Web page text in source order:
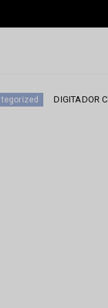
DIGITADOR COMERCIAL